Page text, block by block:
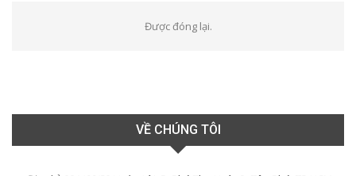
Được đóng lại.
VỀ CHÚNG TÔI